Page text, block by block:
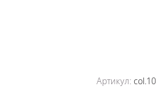
Артикул:col.10